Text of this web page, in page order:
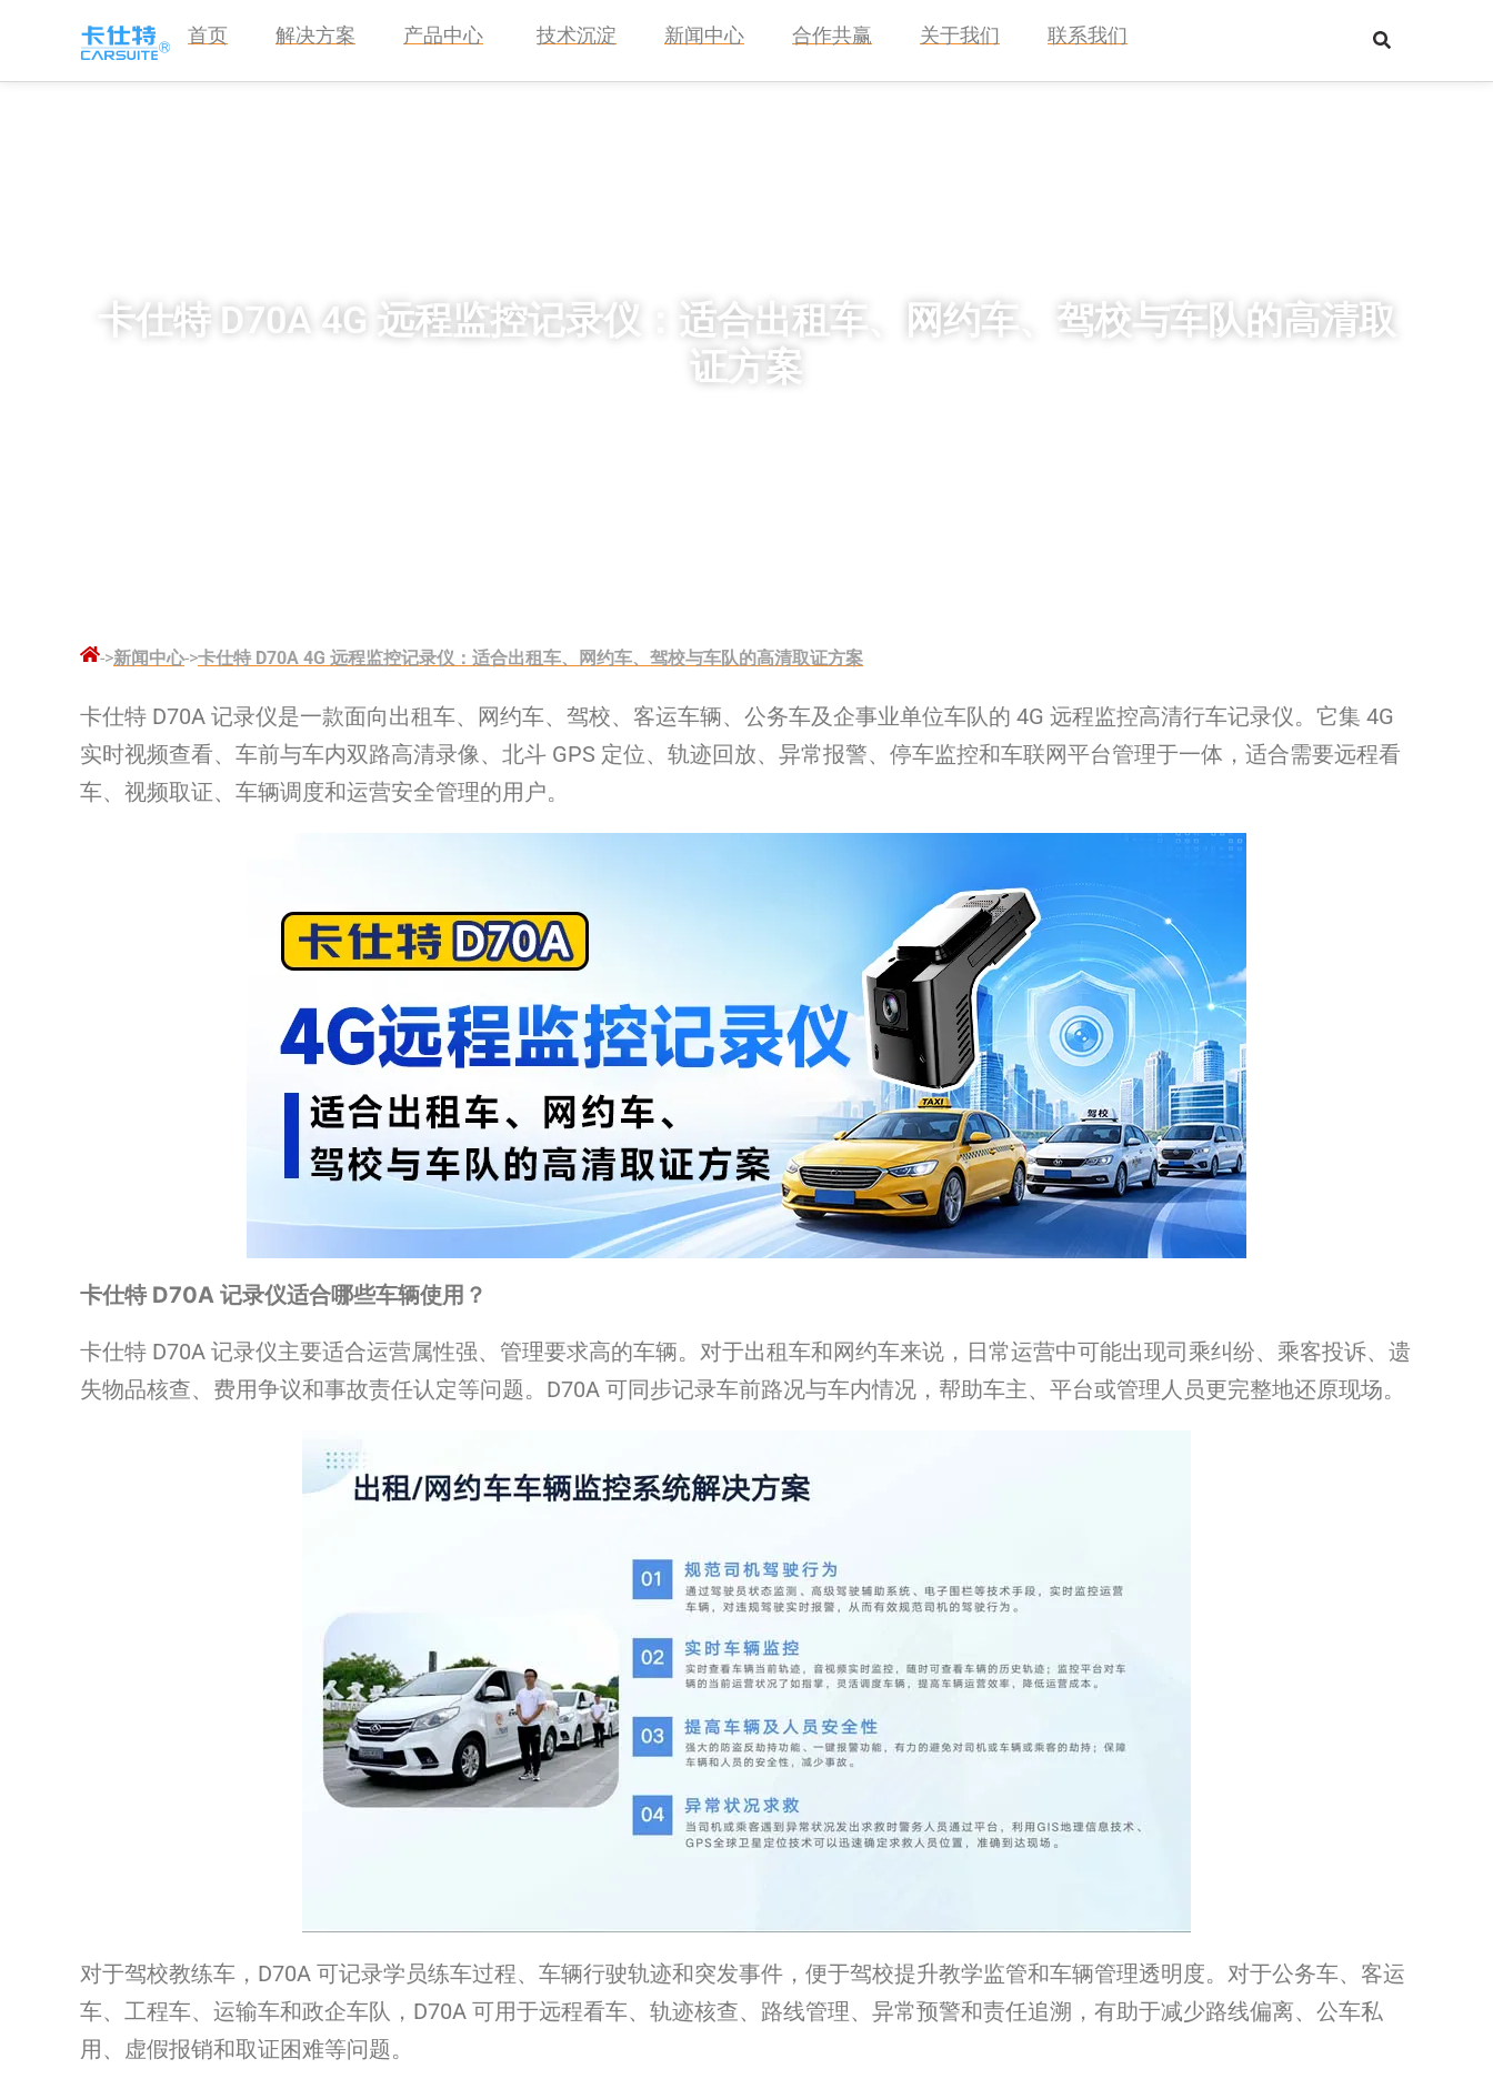
首页 解决方案 产品中心 技术沉淀 新闻中心 合作共赢 关于我们 联系我们
卡仕特 D70A 4G 远程监控记录仪：适合出租车、网约车、驾校与车队的高清取
证方案
->新闻中心->卡仕特 D70A 4G 远程监控记录仪：适合出租车、网约车、驾校与车队的高清取证方案
卡仕特 D70A 记录仪是一款面向出租车、网约车、驾校、客运车辆、公务车及企事业单位车队的 4G 远程监控高清行车记录仪。它集 4G
实时视频查看、车前与车内双路高清录像、北斗 GPS 定位、轨迹回放、异常报警、停车监控和车联网平台管理于一体，适合需要远程看
车、视频取证、车辆调度和运营安全管理的用户。
卡仕特 D70A 记录仪适合哪些车辆使用？
卡仕特 D70A 记录仪主要适合运营属性强、管理要求高的车辆。对于出租车和网约车来说，日常运营中可能出现司乘纠纷、乘客投诉、遗
失物品核查、费用争议和事故责任认定等问题。D70A 可同步记录车前路况与车内情况，帮助车主、平台或管理人员更完整地还原现场。
对于驾校教练车，D70A 可记录学员练车过程、车辆行驶轨迹和突发事件，便于驾校提升教学监管和车辆管理透明度。对于公务车、客运
车、工程车、运输车和政企车队，D70A 可用于远程看车、轨迹核查、路线管理、异常预警和责任追溯，有助于减少路线偏离、公车私
用、虚假报销和取证困难等问题。